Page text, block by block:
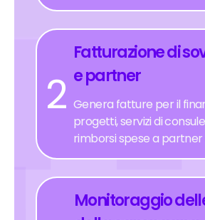
2
Fatturazione di
e partner
Genera fatture per il
progetti, servizi di
rimborsi spese a partner
Monitoraggio